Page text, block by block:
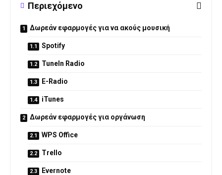
Περιεχόμενο
Δωρεάν εφαρμογές για να ακούς μουσική
Spotify
TuneIn Radio
E-Radio
iTunes
Δωρεάν εφαρμογές για οργάνωση
WPS Office
Trello
Evernote